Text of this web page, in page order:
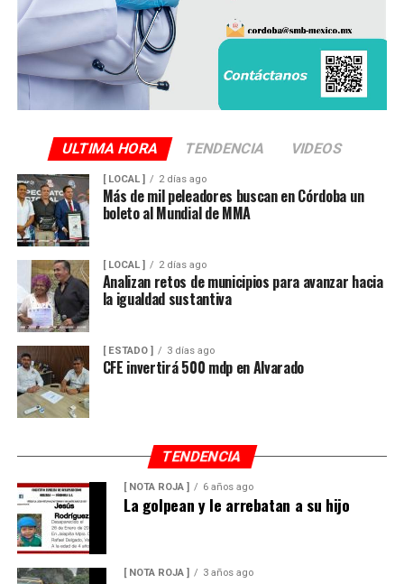
ULTIMA HORA TENDENCIA VIDEOS
[ LOCAL ] 2 días ago
Más de mil peleadores buscan en Córdoba un
boleto al Mundial de MMA
[ LOCAL ] 2 días ago
Analizan retos de municipios para avanzar hacia
la igualdad sustantiva
[ ESTADO ] 3 días ago
CFE invertirá 500 mdp en Alvarado
TENDENCIA
[ NOTA ROJA ] 6 años ago
La golpean y le arrebatan a su hijo
[ NOTA ROJA ] 3 años ago